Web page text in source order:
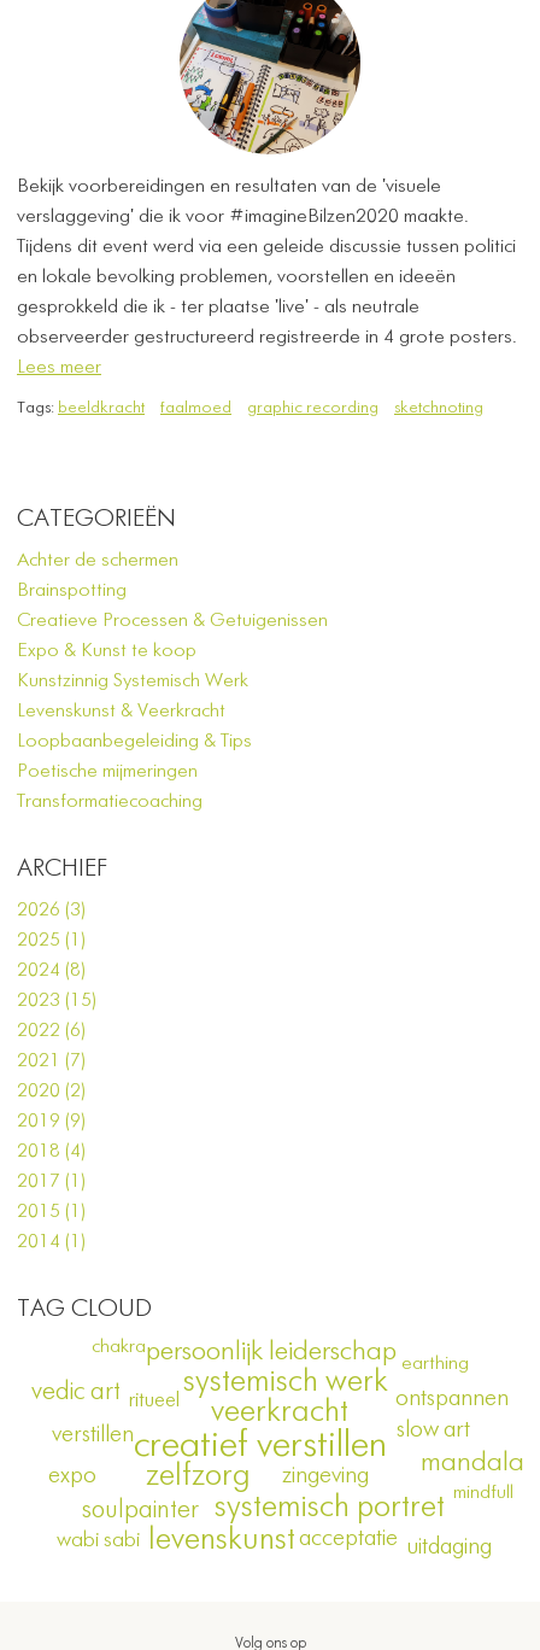
Bekijk voorbereidingen en resultaten van de 'visuele
verslaggeving' die ik voor #imagineBilzen2020 maakte.
Tijdens dit event werd via een geleide discussie tussen politici
en lokale bevolking problemen, voorstellen en ideeën
gesprokkeld die ik - ter plaatse 'live' - als neutrale
observeerder gestructureerd registreerde in 4 grote posters.
Lees meer
Tags: beeldkracht faalmoed graphic recording sketchnoting
CATEGORIEËN
Achter de schermen
Brainspotting
Creatieve Processen & Getuigenissen
Expo & Kunst te koop
Kunstzinnig Systemisch Werk
Levenskunst & Veerkracht
Loopbaanbegeleiding & Tips
Poetische mijmeringen
Transformatiecoaching
ARCHIEF
2026 (3)
2025 (1)
2024 (8)
2023 (15)
2022 (6)
2021 (7)
2020 (2)
2019 (9)
2018 (4)
2017 (1)
2015 (1)
2014 (1)
TAG CLOUD
creatief verstillen
veerkracht
zelfzorg
systemisch portret
systemisch werk
levenskunst
persoonlijk leiderschap
mandala
soulpainter
vedic art
zingeving
slow art
verstillen
acceptatie
expo
ontspannen
uitdaging
wabi sabi
ritueel
mindfull
earthing
chakra
Volg ons op